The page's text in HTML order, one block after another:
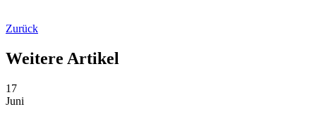
Zurück
Weitere Artikel
17
Juni